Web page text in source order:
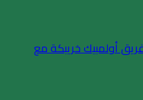
أولمبيك خريبكة مع